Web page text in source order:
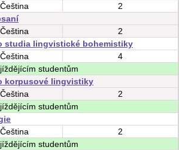
Čeština
2
Čeština
2
studia lingvistické bohemistiky
Čeština
4
studentům
korpusové lingvistiky
Čeština
2
studentům
Čeština
2
studentům